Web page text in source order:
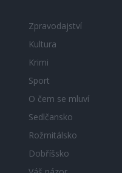
Zpravodajství
Kultura
Krimi
Sport
O čem se mluví
Sedlčansko
Rožmitálsko
Dobříšsko